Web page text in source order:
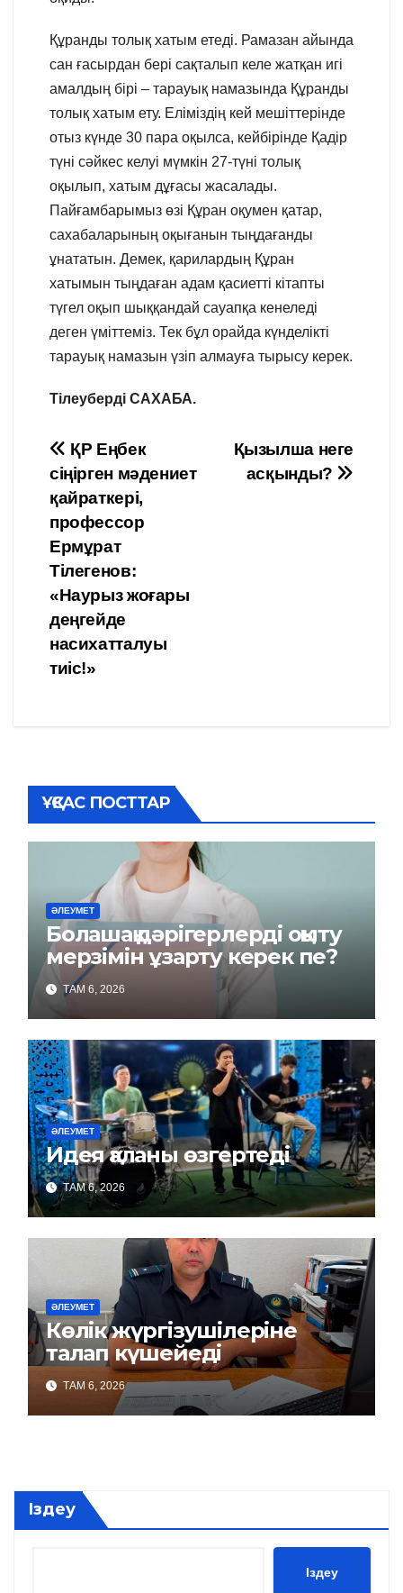
Құранды толық хатым етеді. Рамазан айында
сан ғасырдан бері сақталып келе жатқан игі
амалдың бірі – тарауық намазында Құранды
толық хатым ету. Еліміздің кей мешіттерінде
отыз күнде 30 пара оқылса, кейбірінде Қадір
түні сәйкес келуі мүмкін 27-түні толық
оқылып, хатым дұғасы жасалады.
Пайғамбарымыз өзі Құран оқумен қатар,
сахабаларының оқығанын тыңдағанды
ұнататын. Демек, қарилардың Құран
хатымын тыңдаған адам қасиетті кітапты
түгел оқып шыққандай сауапқа кенеледі
деген үміттеміз. Тек бұл орайда күнделікті
тарауық намазын үзіп алмауға тырысу керек.
Тілеуберді САХАБА.
Навигация
по
записям
Қызылша неге
асқынды?
ҚР Еңбек
сіңірген мәдениет
қайраткері,
профессор
Ермұрат
Тілегенов:
«Наурыз жоғары
деңгейде
насихатталуы
тиіс!»
ҰҚСАС ПОСТТАР
ӘЛЕУМЕТ
Болашақ дәрігерлерді оқыту
мерзімін ұзарту керек пе?
ТАМ 6, 2026
ӘЛЕУМЕТ
Идея қаланы өзгертеді
ТАМ 6, 2026
ӘЛЕУМЕТ
Көлік жүргізушілеріне
талап күшейеді
ТАМ 6, 2026
Іздеу
Іздеу